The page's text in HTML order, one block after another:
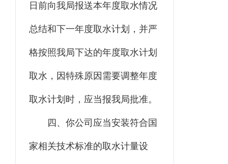
日前向我局报送本年度取水情况
总结和下一年度取水计划，并严
格按照我局下达的年度取水计划
取水，因特殊原因需要调整年度
取水计划时，应当报我局批准。
四 、你公司 应当安装符合国
家相关技术标准的取水计量设